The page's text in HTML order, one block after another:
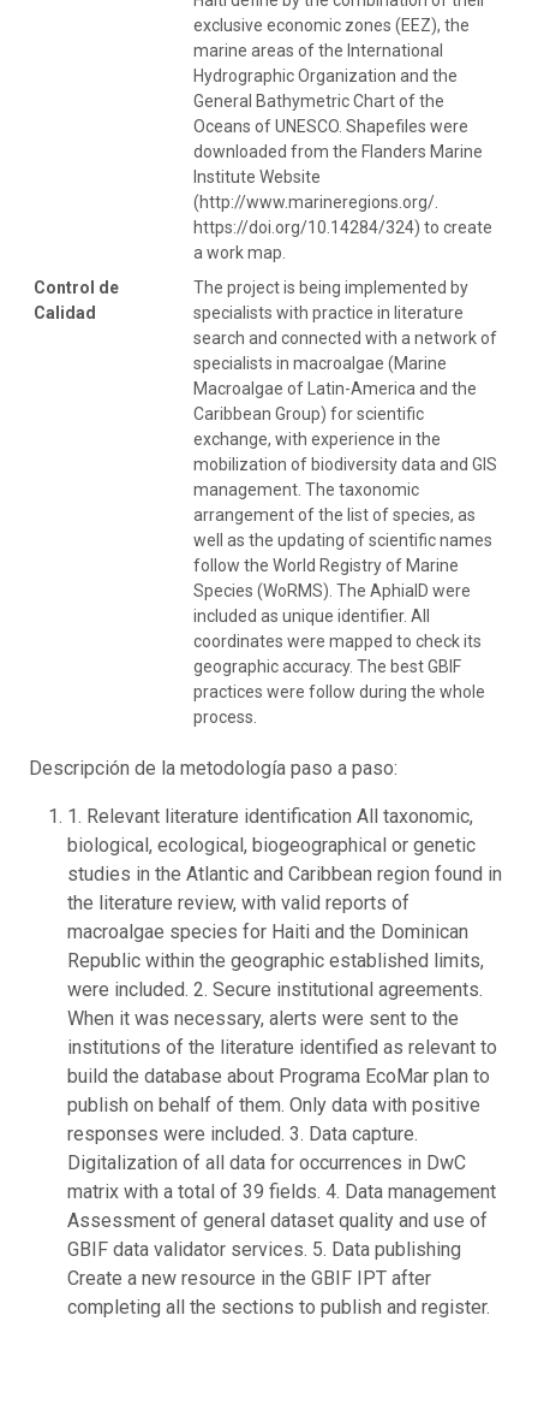
exclusive economic zones (EEZ), the
marine areas of the International
Hydrographic Organization and the
General Bathymetric Chart of the
Oceans of UNESCO. Shapefiles were
downloaded from the Flanders Marine
Institute Website
(http://www.marineregions.org/.
https://doi.org/10.14284/324) to create
a work map.
Control de
Calidad
The project is being implemented by
specialists with practice in literature
search and connected with a network of
specialists in macroalgae (Marine
Macroalgae of Latin-America and the
Caribbean Group) for scientific
exchange, with experience in the
mobilization of biodiversity data and GIS
management. The taxonomic
arrangement of the list of species, as
well as the updating of scientific names
follow the World Registry of Marine
Species (WoRMS). The AphiaID were
included as unique identifier. All
coordinates were mapped to check its
geographic accuracy. The best GBIF
practices were follow during the whole
process.
Descripción de la metodología paso a paso:
1. Relevant literature identification All taxonomic,
biological, ecological, biogeographical or genetic
studies in the Atlantic and Caribbean region found in
the literature review, with valid reports of
macroalgae species for Haiti and the Dominican
Republic within the geographic established limits,
were included. 2. Secure institutional agreements.
When it was necessary, alerts were sent to the
institutions of the literature identified as relevant to
build the database about Programa EcoMar plan to
publish on behalf of them. Only data with positive
responses were included. 3. Data capture.
Digitalization of all data for occurrences in DwC
matrix with a total of 39 fields. 4. Data management
Assessment of general dataset quality and use of
GBIF data validator services. 5. Data publishing
Create a new resource in the GBIF IPT after
completing all the sections to publish and register.